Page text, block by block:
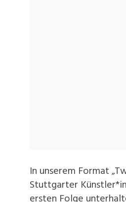
In unserem Format
Stuttgarter
ersten Folge